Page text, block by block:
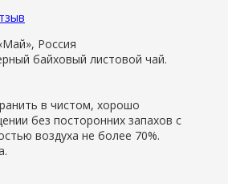
Россия
байховый листовой чай.
в чистом, хорошо
без посторонних запахов с
воздуха не более 70%.